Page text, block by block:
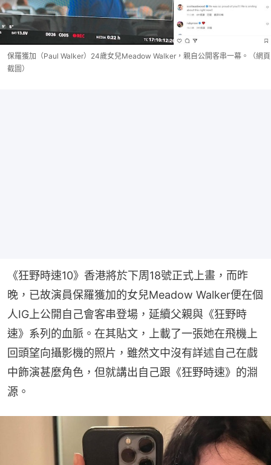
保羅獲加（Paul Walker）24歲女兒Meadow Walker，親自公開客串一幕。（網頁
截圖）
《狂野時速10》香港將於下周18號正式上畫，而昨
晚，已故演員保羅獲加的女兒Meadow Walker便在個
人IG上公開自己會客串登場，延續父親與《狂野時
速》系列的血脈。在其貼文，上載了一張她在飛機上
回頭望向攝影機的照片，雖然文中沒有詳述自己在戲
中飾演甚麼角色，但就講出自己跟《狂野時速》的淵
源。